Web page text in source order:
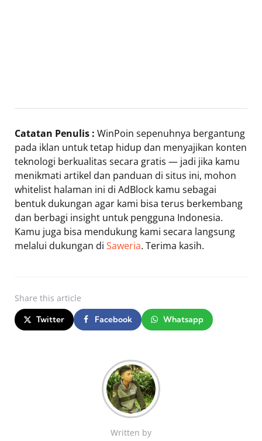
Catatan Penulis : WinPoin sepenuhnya bergantung
pada iklan untuk tetap hidup dan menyajikan konten
teknologi berkualitas secara gratis — jadi jika kamu
menikmati artikel dan panduan di situs ini, mohon
whitelist halaman ini di AdBlock kamu sebagai
bentuk dukungan agar kami bisa terus berkembang
dan berbagi insight untuk pengguna Indonesia.
Kamu juga bisa mendukung kami secara langsung
melalui dukungan di Saweria. Terima kasih.
Share this article
Twitter Facebook Whatsapp
Written by